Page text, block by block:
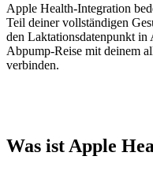
Apple Health-Integration
Teil deiner vollständigen
den Laktationsdatenpunkt
Abpump-Reise mit deinem
verbinden.
Was ist Apple